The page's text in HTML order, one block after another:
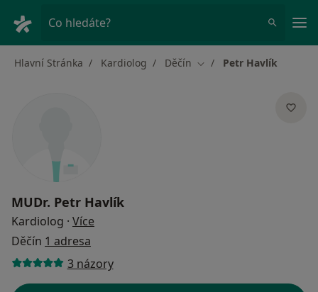
Co hledáte?
Hlavní Stránka Kardiolog Děčín Změna města
Petr Havlík
MUDr. Petr Havlík
Kardiolog · Více
Děčín 1 adresa
3 názory